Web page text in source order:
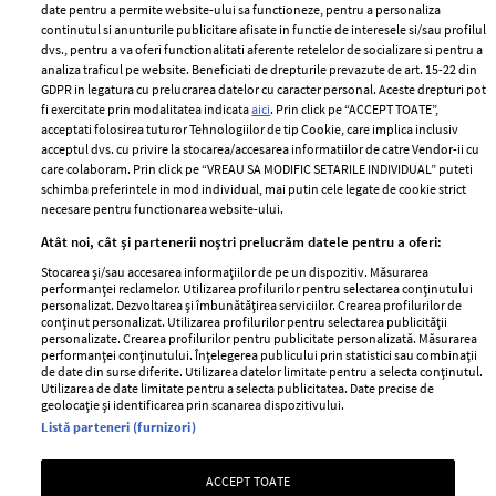
ELLE Style Awards
2024
Despre ELLE
Romania
Contact
Abonamente
Termeni si conditii
Politica de
confidențialitate
Politica de cookies
Publicitate
GSP
Unica
Baby
Retete
femei
Viva
Avantaje
Retete practice
Pariază responsabil! Decizia ONJN nr. 821/25.09.2025.
Jocurile de noroc sunt interzise minorilor.
date pentru a permite website-ului sa functioneze, pentru a personaliza
continutul si anunturile publicitare afisate in functie de interesele si/sau profilul
dvs., pentru a va oferi functionalitati aferente retelelor de socializare si pentru a
analiza traficul pe website. Beneficiati de drepturile prevazute de art. 15-22 din
GDPR in legatura cu prelucrarea datelor cu caracter personal. Aceste drepturi pot
fi exercitate prin modalitatea indicataaici. Prin click pe “ACCEPT TOATE”,
acceptati folosirea tuturor Tehnologiilor de tip Cookie, care implica inclusiv
acceptul dvs. cu privire la stocarea/accesarea informatiilor de catre Vendor-ii cu
care colaboram. Prin click pe “VREAU SA MODIFIC SETARILE INDIVIDUAL” puteti
schimba preferintele in mod individual, mai putin cele legate de cookie strict
necesare pentru functionarea website-ului.
Atât noi, cât și partenerii noștri prelucrăm datele pentru a oferi:
Stocarea și/sau accesarea informațiilor de pe un dispozitiv. Măsurarea
performanței reclamelor. Utilizarea profilurilor pentru selectarea conținutului
personalizat. Dezvoltarea și îmbunătățirea serviciilor. Crearea profilurilor de
conținut personalizat. Utilizarea profilurilor pentru selectarea publicității
personalizate. Crearea profilurilor pentru publicitate personalizată. Măsurarea
performanței conținutului. Înțelegerea publicului prin statistici sau combinații
de date din surse diferite. Utilizarea datelor limitate pentru a selecta conținutul.
Utilizarea de date limitate pentru a selecta publicitatea. Date precise de
geolocație și identificarea prin scanarea dispozitivului.
Listă parteneri (furnizori)
ACCEPT TOATE